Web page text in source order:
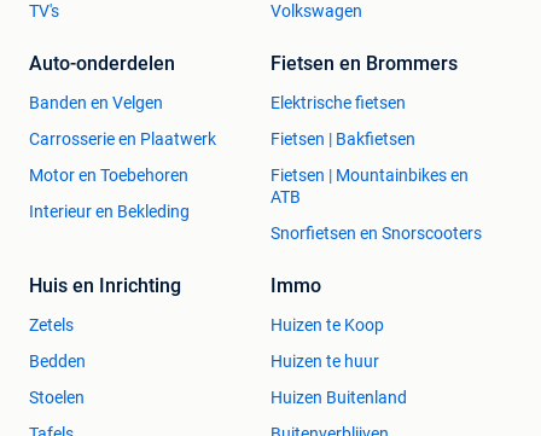
TV's
Volkswagen
Auto-onderdelen
Banden en Velgen
Carrosserie en Plaatwerk
Motor en Toebehoren
Interieur en Bekleding
Fietsen en Brommers
Elektrische fietsen
Fietsen | Bakfietsen
Fietsen | Mountainbikes en
ATB
Snorfietsen en Snorscooters
Huis en Inrichting
Zetels
Bedden
Stoelen
Immo
Huizen te Koop
Huizen te huur
Huizen Buitenland